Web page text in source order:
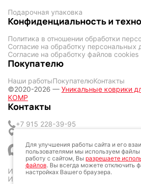
Подарочная упаковка
Конфиденциальность и
Политика в отношении обработки
Согласие на обработку персональных
Согласие на обработку файлов cookies
Покупателю
Наши работыПокупателюКонтакты
©2020-2026 — Уникальные коврики
KOMP
Контакты
+7 915 228-39-95
ИП Кличук Оксана Сергеевна
ИНН: 773428377057
Для улучшения работы сайта и его
пользователями мы используем
работу с сайтом, Вы разрешаете
файлов. Вы всегда можете отключить
настройках Вашего браузера.